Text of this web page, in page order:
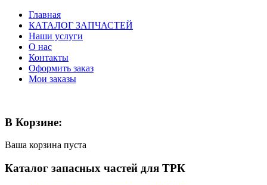
Главная
КАТАЛОГ ЗАПЧАСТЕЙ
Наши услуги
О нас
Контакты
Оформить заказ
Мои заказы
В Корзине:
Ваша корзина пуста
Каталог запасных частей для ТРК